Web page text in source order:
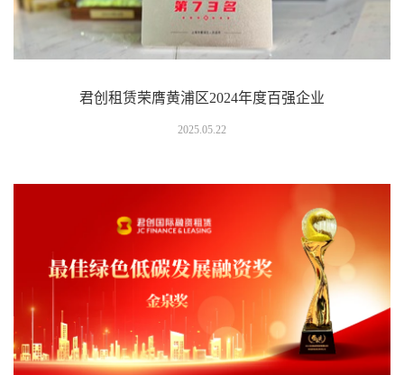
君创租赁荣膺黄浦区2024年度百强企业
2025.05.22